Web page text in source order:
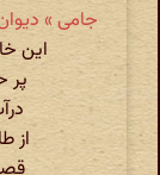
جامی »
این
پر
از